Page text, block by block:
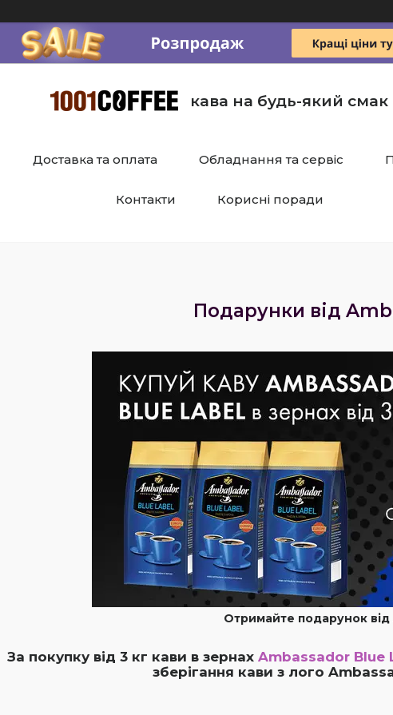
кава на будь-який смак
Доставка та оплата Обладнання та сервіс
Контакти Корисні поради
Подарунки від
Отримайте подарунок від
За покупку від 3 кг кави в зернах Ambassador Blue
зберігання кави з лого